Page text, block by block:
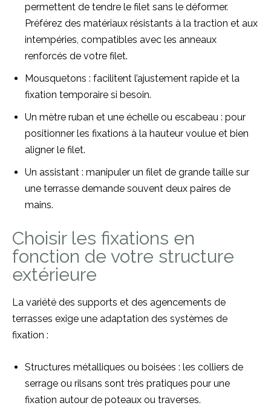
permettent de tendre le filet sans le déformer.
Préférez des matériaux résistants à la traction et aux
intempéries, compatibles avec les anneaux
renforcés de votre filet.
Mousquetons : facilitent l’ajustement rapide et la
fixation temporaire si besoin.
Un mètre ruban et une échelle ou escabeau : pour
positionner les fixations à la hauteur voulue et bien
aligner le filet.
Un assistant : manipuler un filet de grande taille sur
une terrasse demande souvent deux paires de
mains.
Choisir les fixations en
fonction de votre structure
extérieure
La variété des supports et des agencements de
terrasses exige une adaptation des systèmes de
fixation :
Structures métalliques ou boisées : les colliers de
serrage ou rilsans sont très pratiques pour une
fixation autour de poteaux ou traverses.